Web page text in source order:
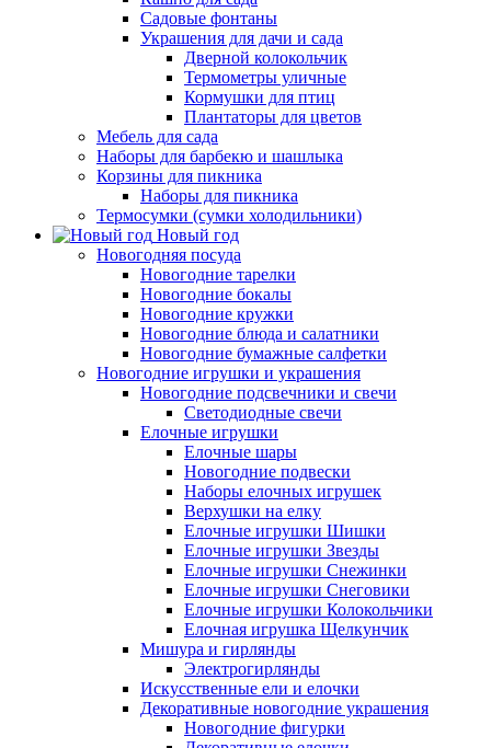
Садовые фонтаны
Украшения для дачи и сада
Дверной колокольчик
Термометры уличные
Кормушки для птиц
Плантаторы для цветов
Мебель для сада
Наборы для барбекю и шашлыка
Корзины для пикника
Наборы для пикника
Термосумки (сумки холодильники)
Новый год
Новогодняя посуда
Новогодние тарелки
Новогодние бокалы
Новогодние кружки
Новогодние блюда и салатники
Новогодние бумажные салфетки
Новогодние игрушки и украшения
Новогодние подсвечники и свечи
Светодиодные свечи
Елочные игрушки
Елочные шары
Новогодние подвески
Наборы елочных игрушек
Верхушки на елку
Елочные игрушки Шишки
Елочные игрушки Звезды
Елочные игрушки Снежинки
Елочные игрушки Снеговики
Елочные игрушки Колокольчики
Елочная игрушка Щелкунчик
Мишура и гирлянды
Электрогирлянды
Искусственные ели и елочки
Декоративные новогодние украшения
Новогодние фигурки